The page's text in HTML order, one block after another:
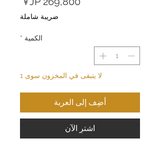
ضريبة شاملة
الكمية *
لا يتبقى في المخزون سوى 1
أضِف إلى العربة
اشترِ الآن